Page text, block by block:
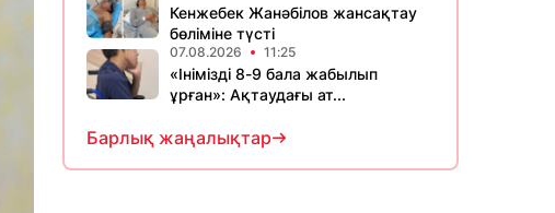
Кенжебек Жанәбілов жансақтау
бөліміне түсті
07.08.2026 11:25
«Інімізді 8-9 бала жабылып
ұрған»: Ақтаудағы ат...
Барлық жаңалықтар